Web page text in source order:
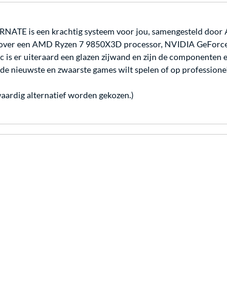
is een krachtig systeem voor jou, samengesteld door
een AMD Ryzen 7 9850X3D processor, NVIDIA
er uiteraard een glazen zijwand en zijn de
nieuwste en zwaarste games wilt spelen of op
alternatief worden gekozen.)